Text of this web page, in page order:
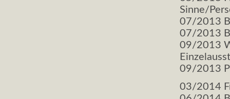
Sinne/
07/2013
07/2013
09/2013
09/2013
03/2014